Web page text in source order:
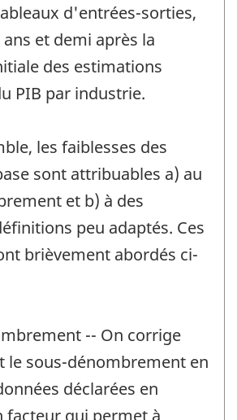
d'entrées-sorties,
et demi après la
des estimations
PIB par industrie.
les faiblesses des
sont attribuables a) au
et b) à des
peu adaptés. Ces
brièvement abordés ci-
-- On corrige
le sous-dénombrement en
déclarées en
qui permet à